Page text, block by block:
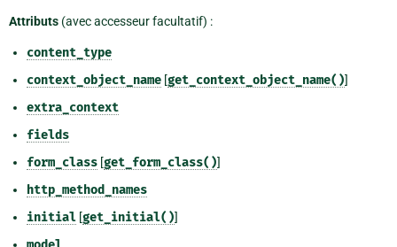
Attributs (avec accesseur facultatif) :
content_type
context_object_name [get_context_object_name()]
extra_context
fields
form_class [get_form_class()]
http_method_names
initial [get_initial()]